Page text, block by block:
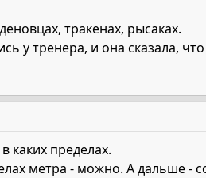
тракенах, рысаках.
у тренера, и она сказала,
каких пределах.
метра - можно. А дальше -